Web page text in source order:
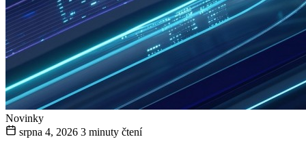
Novinky
srpna 4, 2026 3 minuty čtení